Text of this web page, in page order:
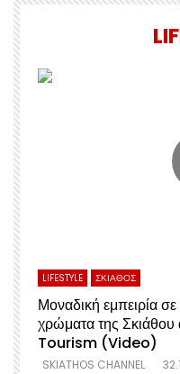
LIFESTYLE ΣΚΙΑΘΟΣ
Μοναδική εμπειρία
χρώματα της
Tourism (Video)
SKIATHOS CHANNEL